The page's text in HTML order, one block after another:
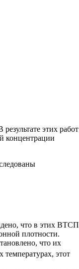
этих работ
концентрации
что в этих ВТСП
плотности.
что их
температурах, этот